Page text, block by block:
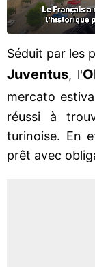
Séduit par les
Juventus, l'
mercato
réussi à
turinoise. En
prêt avec